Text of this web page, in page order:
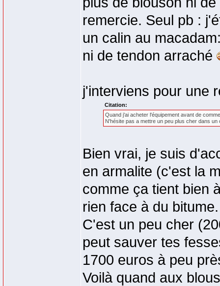
remercie. Seul pb :
un calin au
ni de tendon arraché
j'interviens pour une
Citation:
Quand j'ai acheter l'équipement avant de
N'hésite pas a mettre un peu plus cher dans
Bien vrai, je suis
en armalite (c'est la
comme ça tient bien
rien face à du bitume.
C'est un peu cher
peut sauver tes
1700 euros à peu
Voilà quand aux